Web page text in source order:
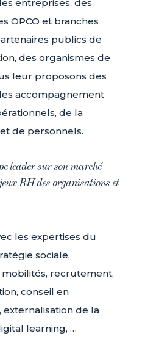
entreprises, des
OPCO et branches
publics de
des organismes de
leur proposons des
accompagnement
de la
de personnels.
leader sur son marché
RH des organisations et
les expertises du
sociale,
recrutement,
conseil en
externalisation de la
learning, …